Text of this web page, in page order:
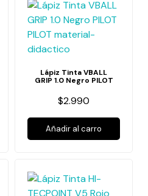
Lápiz Tinta VBALL
GRIP 1.0 Negro PILOT
$2.990
Añadir al carro